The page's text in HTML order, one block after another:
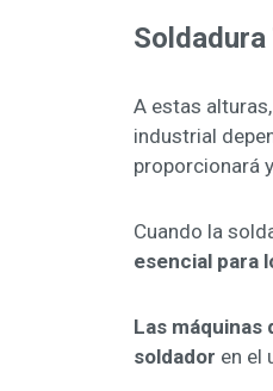
Soldadura
A estas
industrial
proporcionará
Cuando la
esencial para
Las máquinas
soldador en el